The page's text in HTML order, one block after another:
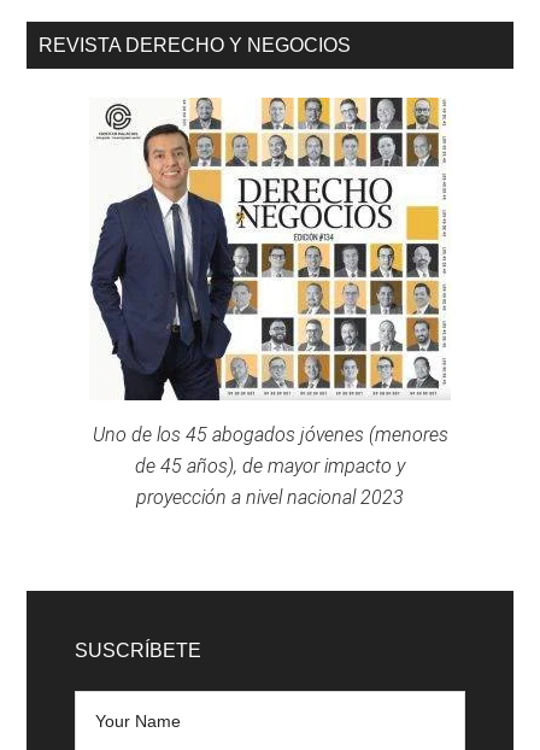
REVISTA DERECHO Y NEGOCIOS
Uno de los 45 abogados jóvenes (menores
de 45 años), de mayor impacto y
proyección a nivel nacional 2023
SUSCRÍBETE